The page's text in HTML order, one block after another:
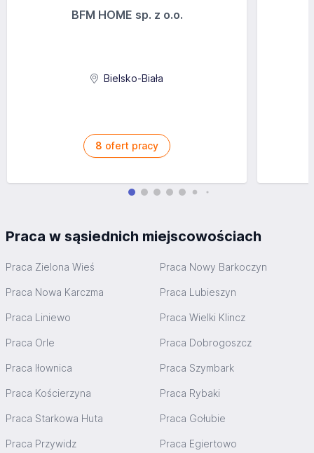
BFM HOME sp. z o.o.
Bielsko-Biała
8 ofert pracy
Praca w sąsiednich miejscowościach
Praca Zielona Wieś Praca Nowy Barkoczyn
Praca Nowa Karczma Praca Lubieszyn
Praca Liniewo Praca Wielki Klincz
Praca Orle Praca Dobrogoszcz
Praca Iłownica Praca Szymbark
Praca Kościerzyna Praca Rybaki
Praca Starkowa Huta Praca Gołubie
Praca Przywidz Praca Egiertowo